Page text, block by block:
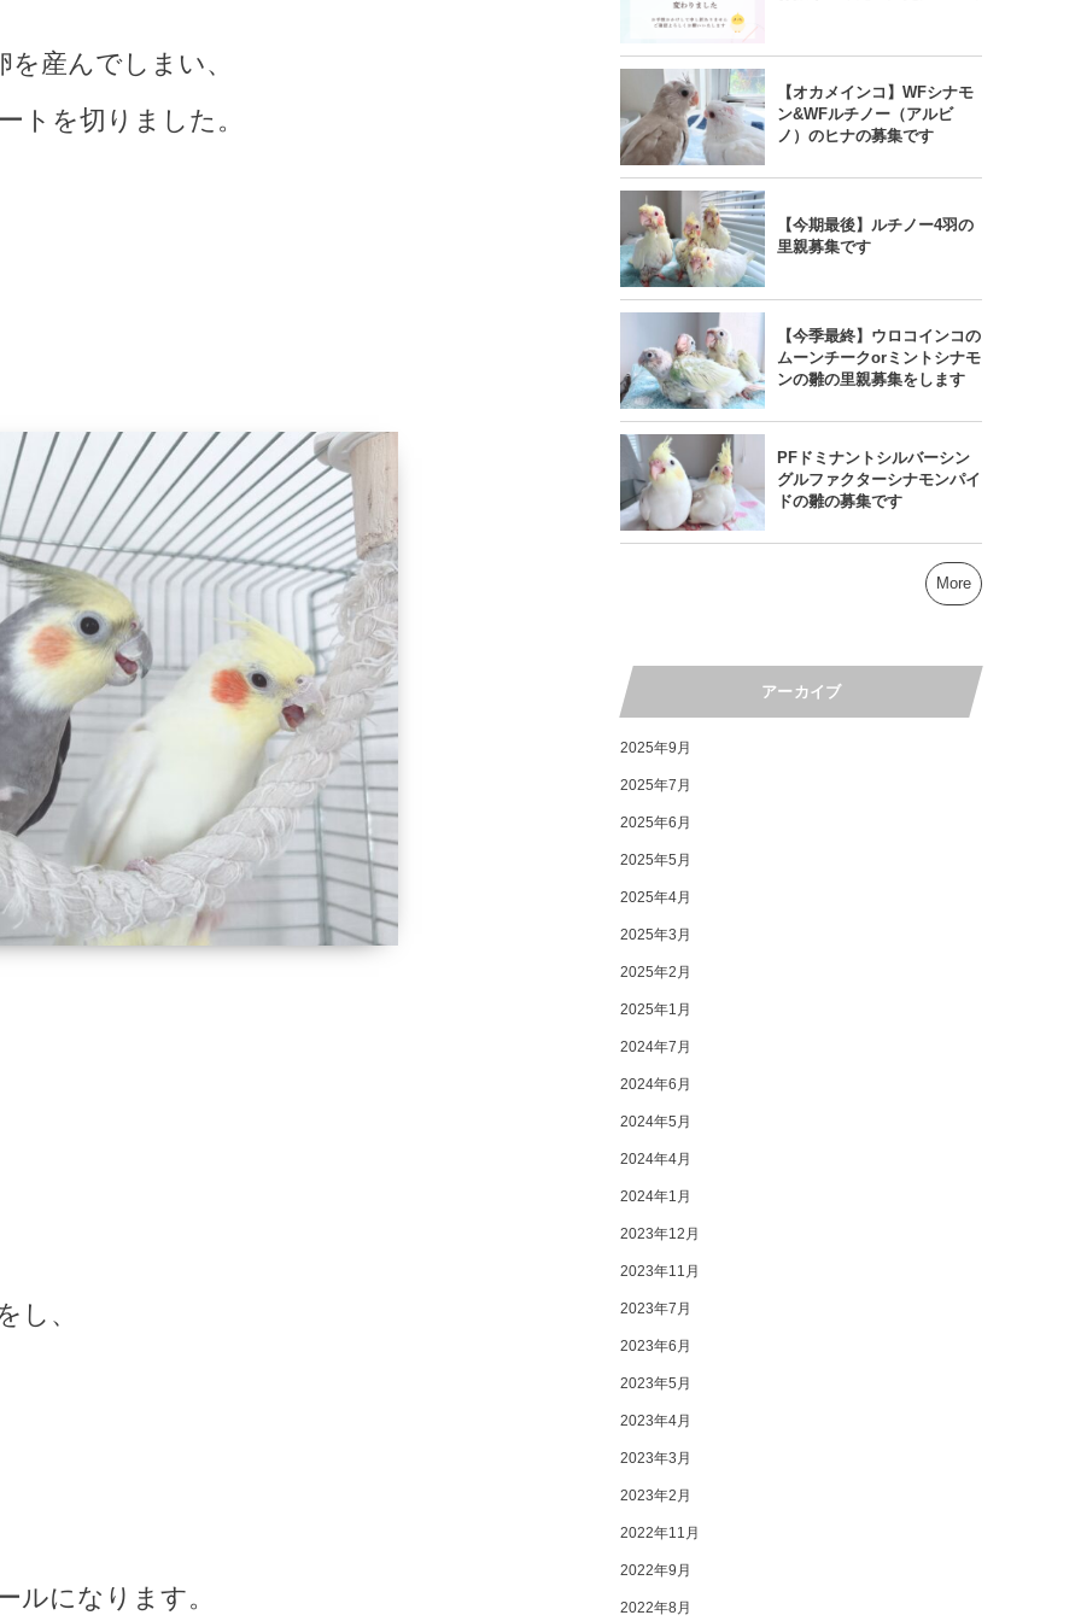
産んでしまい、
トを切りました。
し、
ルになります。
【オカメインコ】WFシナモ
ン&WFルチノー（アルビ
ノ）のヒナの募集です
【今期最後】ルチノー4羽の
里親募集です
【今季最終】ウロコインコの
ムーンチークorミントシナモ
ンの雛の里親募集をします
PFドミナントシルバーシン
グルファクターシナモンパイ
ドの雛の募集です
More
アーカイブ
2025年9月
2025年7月
2025年6月
2025年5月
2025年4月
2025年3月
2025年2月
2025年1月
2024年7月
2024年6月
2024年5月
2024年4月
2024年1月
2023年12月
2023年11月
2023年7月
2023年6月
2023年5月
2023年4月
2023年3月
2023年2月
2022年11月
2022年9月
2022年8月